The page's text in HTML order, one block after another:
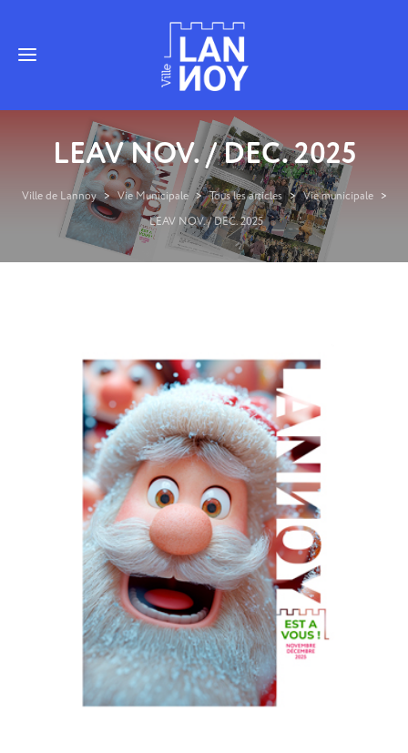
LEAV NOV. / DEC. 2025
Ville de Lannoy > Vie Municipale > Tous les articles > Vie municipale
>
LEAV NOV. / DEC. 2025